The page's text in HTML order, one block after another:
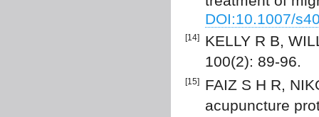
DOI:10.1007/
[14]
KELLY R B,
100(2): 89-96.
[15]
FAIZ S H R,
acupuncture